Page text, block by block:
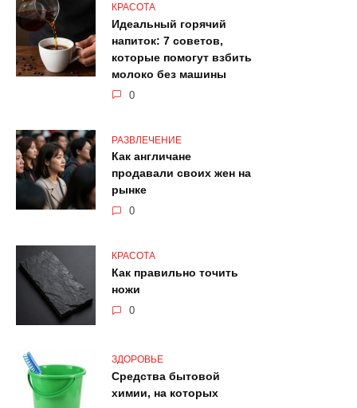
КРАСОТА
Идеальный горячий
напиток: 7 советов,
которые помогут взбить
молоко без машины
0
РАЗВЛЕЧЕНИЕ
Как англичане
продавали своих жен на
рынке
0
КРАСОТА
Как правильно точить
ножи
0
ЗДОРОВЬЕ
Средства бытовой
химии, на которых